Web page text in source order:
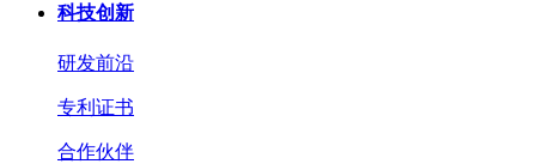
科技创新
研发前沿
专利证书
合作伙伴